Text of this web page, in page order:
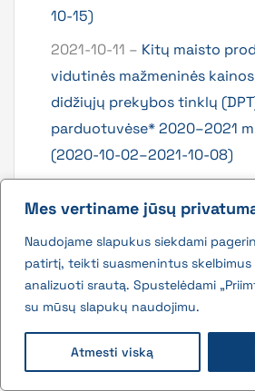
Mes vertiname jūsų
Naudojame slapukus siekdami
patirtį, teikti suasmenintus
analizuoti srautą. Spustelėdami
su mūsų slapukų naudojimu.
Atmesti viską
10-15)
2021-10-11 – Kitų maisto
vidutinės mažmeninės
didžiųjų prekybos tinklų
parduotuvėse* 2020–2021
(2020-10-02–2021-10-08)
mažmeninės kainos Lietuvos
prekybos tinklų (DPT)
2020–2021 m. 40 sav. (2020-
10-08)
mažmeninės kainos